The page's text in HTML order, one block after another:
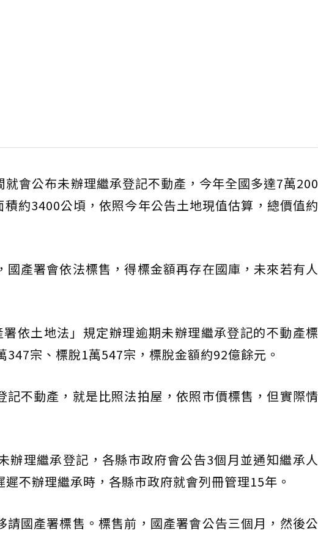
會公布未辦理繼承登記不動產，今年全國多達7萬200
約3400公頃，依照今年公告土地現值估算，總價值約
產署會依法標售，得標金額再存在國庫，未來若有人
依土地法」規定辦理逾期未辦理繼承登記的不動產標
宗、標脫1萬547宗，標脫金額約92億餘元。
不動產，就是比照法拍屋，依照市價標售，但實際情
辦理繼承登記，各縣市政府會公告3個月並通知繼承人
不辦理繼承時，各縣市政府就會列冊管理15年。
國產署標售。標售前，國產署會公告三個月，然後公